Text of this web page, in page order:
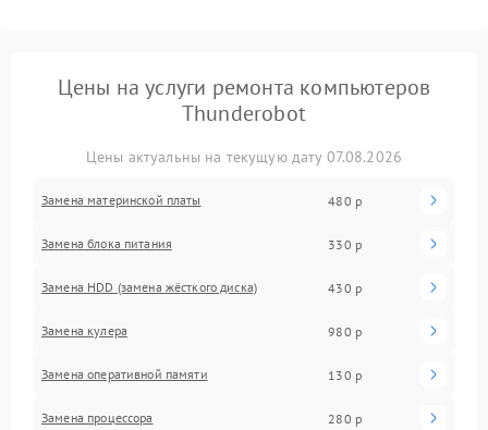
Цены на услуги ремонта компьютеров
Thunderobot
Цены актуальны на текущую дату 07.08.2026
Замена материнской платы 480 р
Замена блока питания 330 р
Замена HDD (замена жёсткого диска) 430 р
Замена кулера 980 р
Замена оперативной памяти 130 р
Замена процессора 280 р